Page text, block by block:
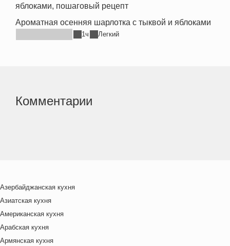
Ароматная осенняя шарлотка с тыквой и яблоками
1ч Легкий
Комментарии
Азербайджанская кухня
Азиатская кухня
Американская кухня
Арабская кухня
Армянская кухня